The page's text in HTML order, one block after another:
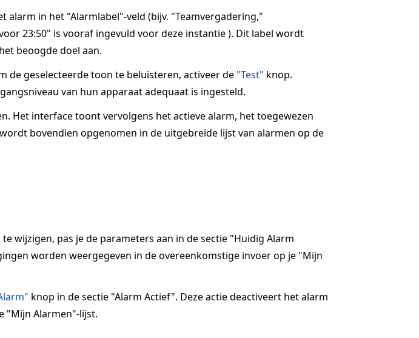
alarm in het "Alarmlabel"-veld (bijv. "Teamvergadering,"
23:50" is vooraf ingevuld voor deze instantie ). Dit label wordt
beoogde doel aan.
de geselecteerde toon te beluisteren, activeer de "Test" knop.
van hun apparaat adequaat is ingesteld.
Het interface toont vervolgens het actieve alarm, het toegewezen
bovendien opgenomen in de uitgebreide lijst van alarmen op de
wijzigen, pas je de parameters aan in de sectie "Huidig Alarm
worden weergegeven in de overeenkomstige invoer op je "Mijn
knop in de sectie "Alarm Actief". Deze actie deactiveert het alarm
"Mijn Alarmen"-lijst.